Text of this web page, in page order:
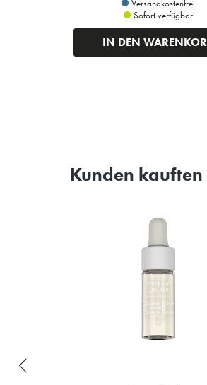
Versandkostenfrei
Sofort verfügbar
IN DEN
Kunden kauften